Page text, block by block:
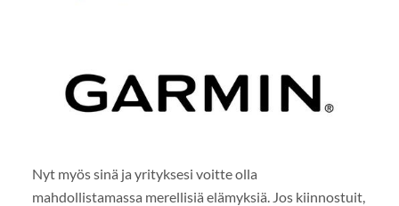
Nyt myös sinä ja yrityksesi voitte olla
mahdollistamassa merellisiä elämyksiä. Jos kiinnostuit,